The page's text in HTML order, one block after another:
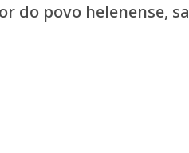
do povo helenense,